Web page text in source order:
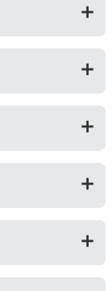
ように作られて
あえて変更して
ざいませんので
等量の印刷がで
ていても、必ず
はありませ
換インクを比較
ければご覧くだ
クの違い【まと
等量の印刷がで
ていても、必ず
はありませ
より大きく左右
く使うブラック
う等）ただし、
トリッジとの併